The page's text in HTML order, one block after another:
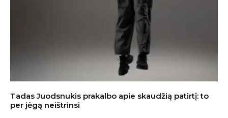
Tadas Juodsnukis prakalbo apie skaudžią patirtį: to
per jėgą neištrinsi